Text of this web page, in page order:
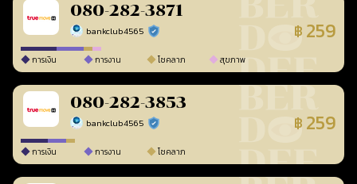
080-282-3871
bankclub4565 ร้านยืนยันแล้ว ฿ 259
การเงิน การงาน โชคลาภ สุขภาพ
080-282-3853
bankclub4565 ร้านยืนยันแล้ว ฿ 259
การเงิน การงาน โชคลาภ